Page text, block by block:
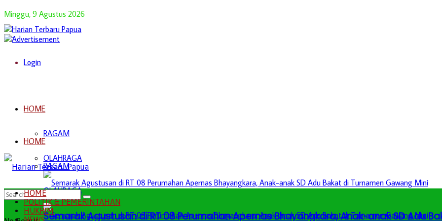
Minggu, 9 Agustus 2026
Login
HOME
RAGAM
OLAHRAGA
Semarak Agustusan di RT 08 Perumahan Apernas Bhayangkara, Anak-anak SD Adu
HOME
RAGAM
OLAHRAGA
HOME
POLITIK & PEMERINTAHAN
HUKRIM